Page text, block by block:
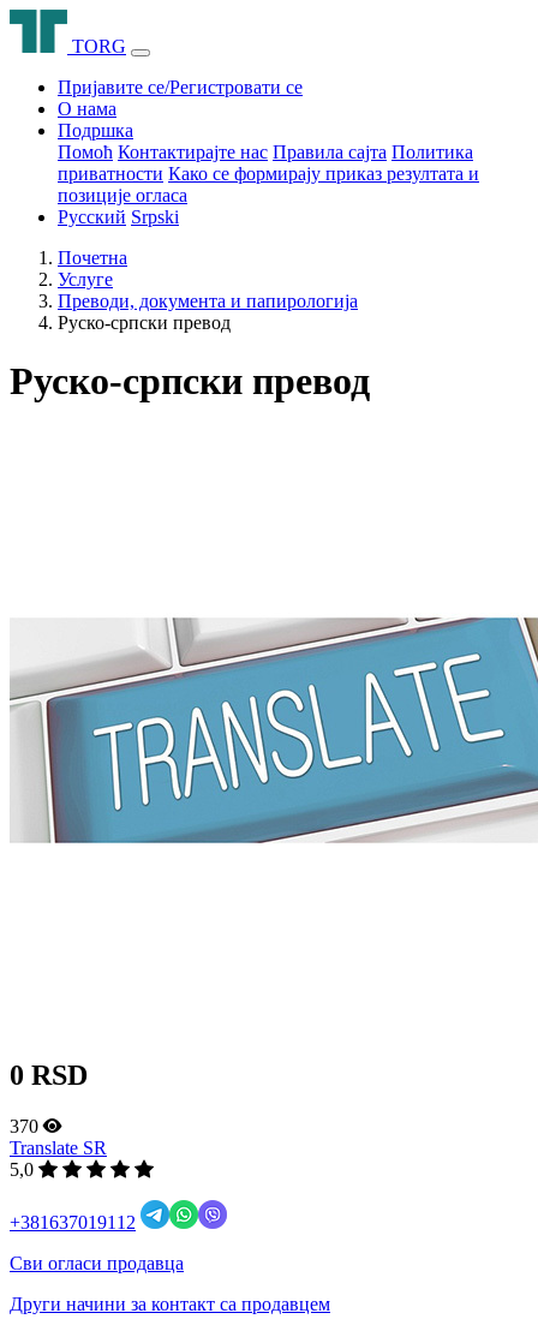
TORG
Пријавите се/Регистровати се
О нама
Подршка
Помоћ Контактирајте нас Правила сајта Политика
приватности Како се формирају приказ резултата и
позиције огласа
Русский Srpski
Почетна
Услуге
Преводи, документа и папирологија
Руско-српски превод
Руско-српски превод
0 RSD
370
Translate SR
5,0
+381637019112
Сви огласи продавца
Други начини за контакт са продавцем